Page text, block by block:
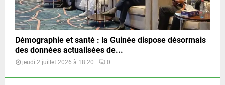
Démographie et santé : la Guinée dispose désormais
des données actualisées de...
jeudi 2 juillet 2026 à 18:20 0